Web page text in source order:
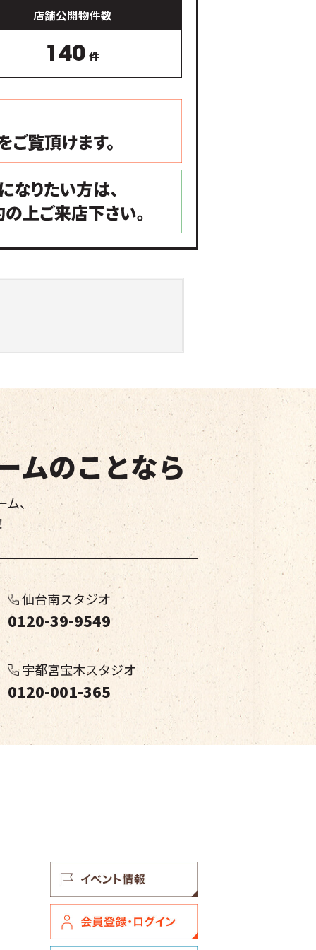
店舗公開物件数
140 件
ムのことなら
ム、
仙台南スタジオ
0120-39-9549
宇都宮宝木スタジオ
0120-001-365